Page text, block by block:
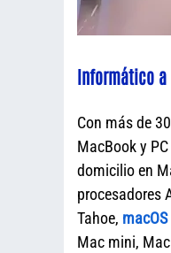
Informático
Con más de
MacBook y
domicilio en
procesadores
Tahoe,
Mac mini,